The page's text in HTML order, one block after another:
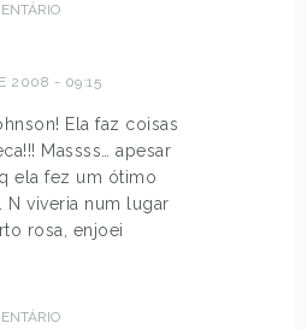
2008 - 09:15
Ela faz coisas
Massss… apesar
ela fez um ótimo
N viveria num lugar
rosa, enjoei